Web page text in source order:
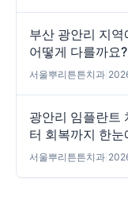
부산 광안리 지
어떻게 다를까요?
서울뿌리튼튼치과
광안리 임플란트
터 회복까지 한눈
서울뿌리튼튼치과